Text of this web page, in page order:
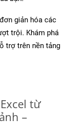
giản hóa các
trội. Khám phá
trợ trên nền tảng
từ
–